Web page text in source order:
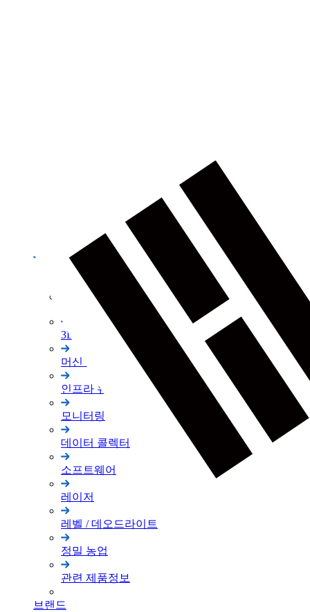
제품정보 카테고리
토탈 스테이션
3D 스캐너
머신 컨트롤
인프라 유지 관리
모니터링
데이터 콜렉터
소프트웨어
레이저
레벨 / 데오드라이트
정밀 농업
관련 제품정보
브랜드